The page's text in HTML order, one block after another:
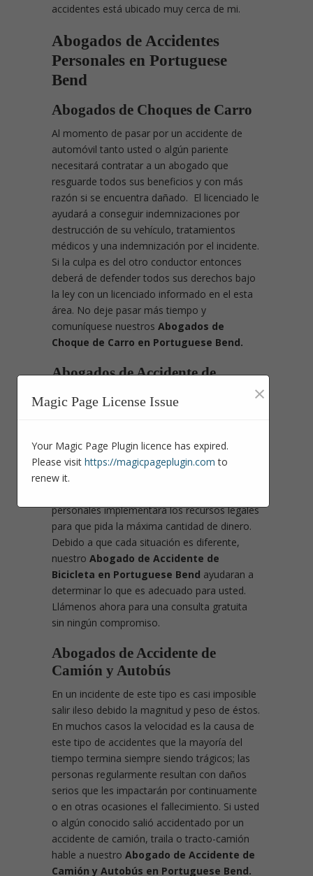
accidentes está ubicado muy cerca de mi.
Abogados de Accidentes
Personales en Portuguese
Bend
Abogados de Choques de Carro
Al momento de pasar por un accidente de
automóvil tanto usted o algún pariente
necesitará contratar a un abogado que
resguarde todos sus beneficios y con más
razón si se encuentra dañado. El licenciado le
ayudará a conseguir indemnizaciones por
destrucción de su vehículo, tratamientos
médicos y una indemnización por el incidente.
Si la culpa es del otro conductor entonces
deberá de defender todos sus derechos bajo
la ley con un licenciado informado en el esta
área. No deje pasar más tiempo y
comuníquese nuestros Abogados de
Choque de Carro en Portuguese Bend.
Abogados de Accidente de
Si usted está herido a causa que ha tenido un
personas es conveniente que se asesore con
un licenciado que le informe cuáles son sus
derechos y beneficios por el incidente que
personales implementará los recursos legales
para que pida la máxima cantidad de dinero.
Debido a que cada situación es diferente,
nuestro Abogado de Accidente de
Bicicleta en Portuguese Bend ayudaran a
determinar lo que es adecuado para usted.
Llámenos ahora para una consulta gratuita
sin ningún compromiso.
Abogados de Accidente de
Camión y Autobús
En un incidente de este tipo es casi imposible
salir ileso debido la magnitud y peso de éstos.
En muchos casos la velocidad es la causa de
este tipo de accidentes que la mayoría del
tiempo termina siempre siendo trágicos; las
personas regularmente resultan con daños
serios que les impactarán por continuamente
o en otras ocasiones el fallecimiento. Si usted
o algún conocido salió accidentado por un
accidente de camión, traila o tracto-camión
hable a nuestro Abogado de Accidente de
Camión y Autobús en Portuguese Bend.
Magic Page License Issue ×
Your Magic Page Plugin licence has expired.
Please visit https://magicpageplugin.com to
renew it.